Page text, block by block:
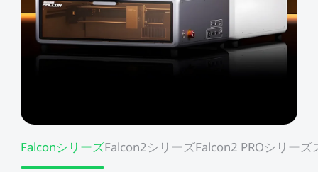
FalconシリーズFalcon2シリーズFalcon2 PROシリーズ